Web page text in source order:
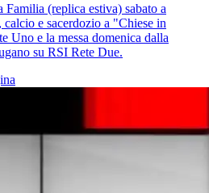
(replica estiva) sabato a
e sacerdozio a "Chiese in
Uno e la messa domenica dalla
su RSI Rete Due.